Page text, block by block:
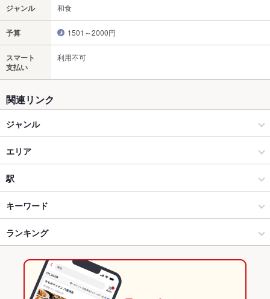
ジャンル 和食
予算 1501～2000円
スマート
支払い
利用不可
関連リンク
ジャンル
和食
和食全般
大津 × 和食
大津 × 和食全般
びわ湖浜大津駅 × 和食
びわ湖浜大津駅 × 和食全般
エリア
大津駅
大津駅 × 和食
大津駅 × 和食全般
滋賀 × 和食
駅
びわ湖浜大津駅
キーワード
湯葉料理
ランキング
滋賀のグルメランキング
滋賀の和食ランキング